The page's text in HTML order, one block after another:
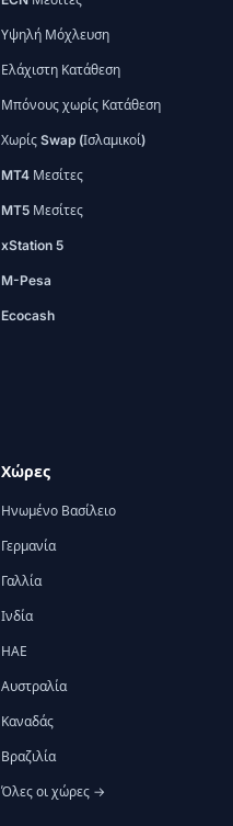
Υψηλή Μόχλευση
Ελάχιστη Κατάθεση
Μπόνους χωρίς Κατάθεση
Χωρίς Swap (Ισλαμικοί)
MT4 Μεσίτες
MT5 Μεσίτες
xStation 5
M-Pesa
Ecocash
Χώρες
Ηνωμένο Βασίλειο
Γερμανία
Γαλλία
Ινδία
ΗΑΕ
Αυστραλία
Καναδάς
Βραζιλία
Όλες οι χώρες →